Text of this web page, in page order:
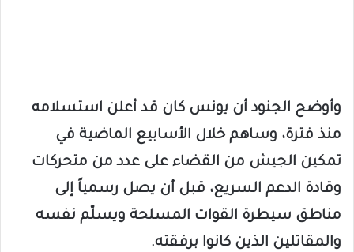
وأوضح الجنود أن يونس كان قد أعلن استسلامه
منذ فترة، وساهم خلال الأسابيع الماضية في
تمكين الجيش من القضاء على عدد من متحركات
وقادة الدعم السريع، قبل أن يصل رسمياً إلى
مناطق سيطرة القوات المسلحة ويسلّم نفسه
والمقاتلين الذين كانوا برفقته.